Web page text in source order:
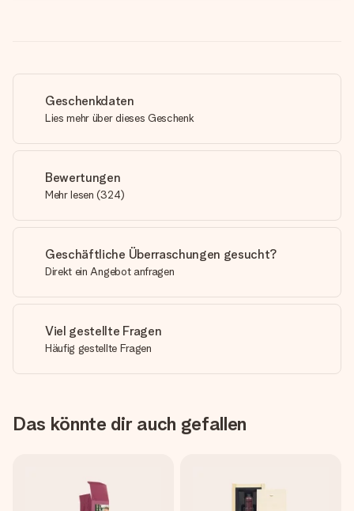
Geschenkdaten
Lies mehr über dieses Geschenk
Bewertungen
Mehr lesen (324)
Geschäftliche Überraschungen gesucht?
Direkt ein Angebot anfragen
Viel gestellte Fragen
Häufig gestellte Fragen
Das könnte dir auch gefallen